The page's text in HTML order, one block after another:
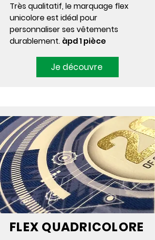
Très qualitatif, le marquage flex
unicolore est idéal pour
personnaliser ses vêtements
durablement. àpd 1 pièce
Je découvre
FLEX QUADRICOLORE